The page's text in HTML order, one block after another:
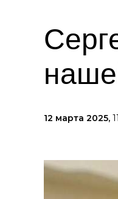
12 марта 2025,